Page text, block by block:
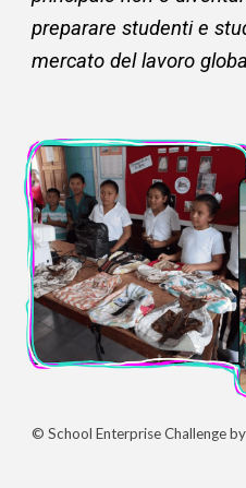
preparare studenti e
mercato del lavoro
©School Enterprise Challenge